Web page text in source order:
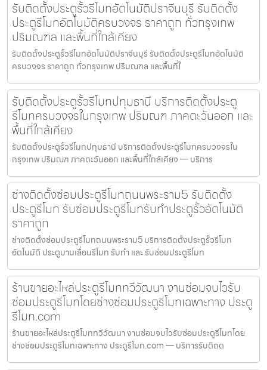
รับติดตั้งประตูรั้วรีโมทอัตโนมัติปราจีนบุรี รับติดตั้ง
ประตูรีโมทอัตโนมัติครบวงจร ราคาถูก ทั่วกรุงเทพ
ปริมณฑล และพื้นที่ใกล้เคียง
รับติดตั้งประตูรั้วรีโมทอัตโนมัติปราจีนบุรี รับติดตั้งประตูรีโมทอัตโนมัติ
ครบวงจร ราคาถูก ทั่วกรุงเทพ ปริมณฑล และพื้นที่ใ
รับติดตั้งประตูรั้วรีโมทปทุมธานี บริการติดตั้งประตู
รีโมทครบวงจรในกรุงเทพ ปริมณฑ ภาคตะวันออก และ
พื้นที่ใกล้เคียง
รับติดตั้งประตูรั้วรีโมทปทุมธานี บริการติดตั้งประตูรีโมทครบวงจรใน
กรุงเทพ ปริมณฑ ภาคตะวันออก และพื้นที่ใกล้เคียง — บริการ
ช่างติดตั้งซ่อมประตูรีโมทถนนพระราม5 รับติดตั้ง
ประตูรีโมท รับซ่อมประตูรีโมทรับทำประตูรั้วอัตโนมัติ
ราคาถูก
ช่างติดตั้งซ่อมประตูรีโมทถนนพระราม5 บริการติดตั้งประตูรั้วรีโมท
อัตโนมัติ ประตูบานเลื่อนรีโมท รับทำ และ รับซ่อมประตูรีโมท
ร้านขายอะไหล่ประตูรีโมททวีวัฒนา งานซ่อมจบไวรับ
ซ่อมประตูรีโมทโดยช่างซ่อมประตูรีโมทเฉพาะทาง ประตู
รีโมท.com
ร้านขายอะไหล่ประตูรีโมททวีวัฒนา งานซ่อมจบไวรับซ่อมประตูรีโมทโดย
ช่างซ่อมประตูรีโมทเฉพาะทาง ประตูรีโมท.com — บริการรับติดต